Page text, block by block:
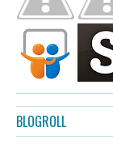
BLOGROLL